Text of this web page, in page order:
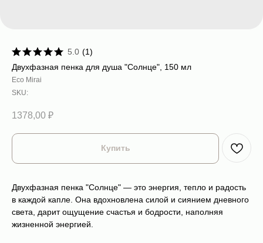
5.0 (1)
Двухфазная пенка для душа "Солнце", 150 мл
Eco Mirai
SKU:
1378,00 ₽
Купить
Двухфазная пенка "Солнце" — это энергия, тепло и радость
в каждой капле. Она вдохновлена силой и сиянием дневного
света, дарит ощущение счастья и бодрости, наполняя
жизненной энергией.